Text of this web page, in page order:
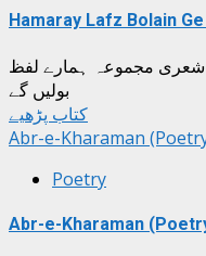
Hamaray Lafz Bolain
شعری مجموعہ ہمارے لفظ
کتاب پڑھیے
Abr-e-Kharaman
Poetry
Abr-e-Kharaman